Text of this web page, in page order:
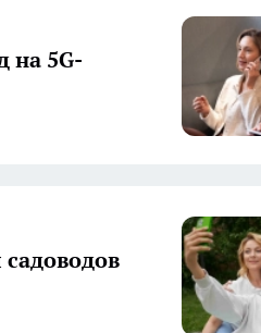
на 5G-